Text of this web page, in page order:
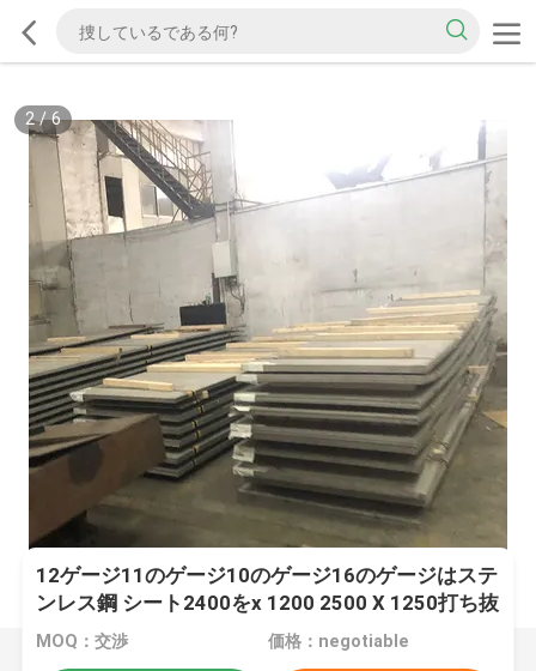
2/6
12ゲージ11のゲージ10のゲージ16のゲージはステ
ンレス鋼 シート2400をx 1200 2500 X 1250打ち抜
いた
MOQ：交渉 価格：negotiable